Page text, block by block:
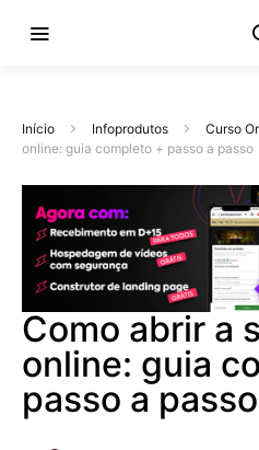
Início Infoprodutos Curso
online: guia completo + passo a passo
Como abrir a
online: guia
passo a passo